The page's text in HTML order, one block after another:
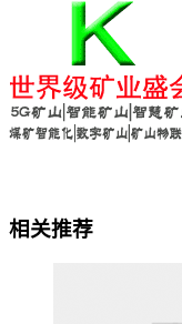
相关推荐